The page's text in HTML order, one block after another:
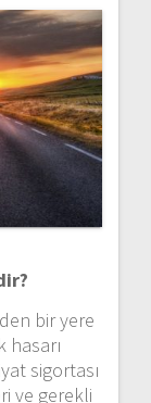
bir yere
hasarı
sigortası
ve gerekli